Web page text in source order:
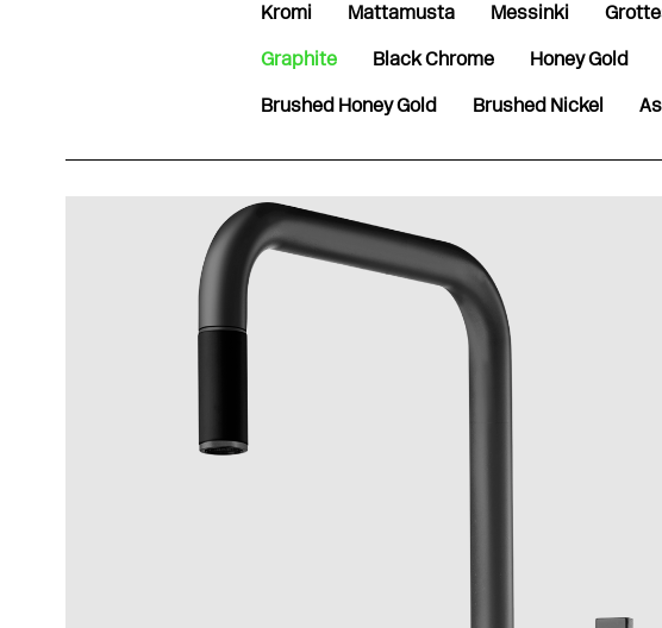
Kromi
Mattamusta Messinki
Graphite Black Chrome Honey Gold
Brushed Honey Gold Brushed Nickel